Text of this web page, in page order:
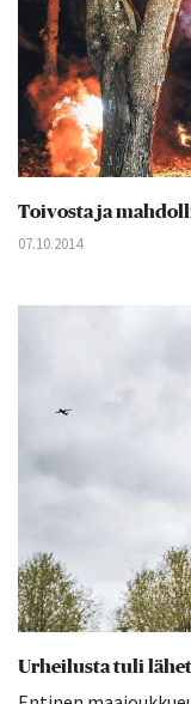
Toivosta ja
07.10.2014
Urheilusta tuli